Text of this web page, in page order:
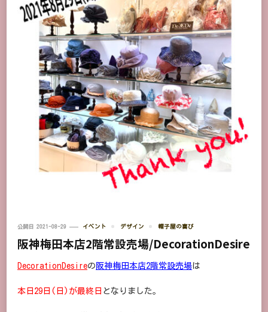
公開日 2021-08-29 イベント デザイン 帽子屋の喜び
阪神梅田本店2階常設売場/DecorationDesire
DecorationDesireの 阪神梅田本店2階常設売場は
本日29日(日)が最終日 となりました。